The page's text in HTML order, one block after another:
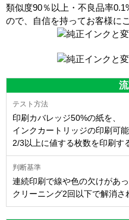
類似度90％以上・不良品率
ので、自信を持ってお客様に
印刷カバレッジ50%の紙を、
インクカートリッジの印刷可
2/3以上に値する枚数を印刷す
連続印刷で線や色の欠けがあっ
クリーニング2回以下で解消さ